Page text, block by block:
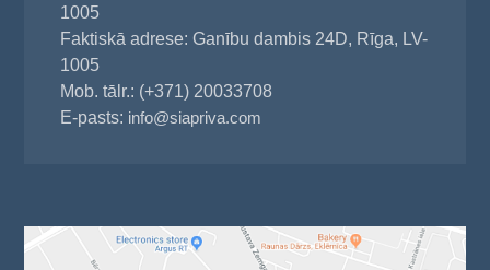
1005
Faktiskā adrese: Ganību dambis 24D, Rīga, LV-
1005
Mob. tālr.: (+371) 20033708
E-pasts: info@siapriva.com